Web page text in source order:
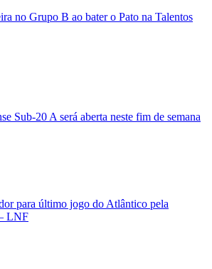
no Grupo B ao bater o Pato na Talentos
Sub-20 A será aberta neste fim de semana
para último jogo do Atlântico pela
LNF